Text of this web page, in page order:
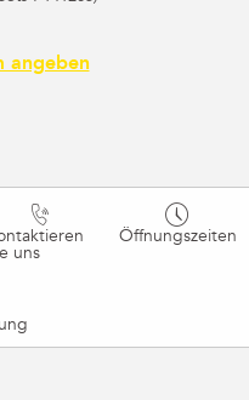
angeben
uns
Öffnungszeiten